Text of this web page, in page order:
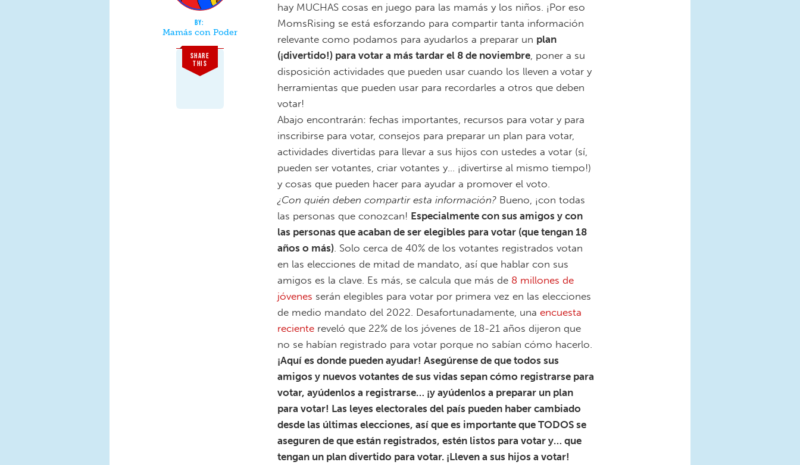
Mamás con Poder
SHARE
THIS
hay MUCHAS cosas en juego para las mamás y los niños. ¡Por eso
MomsRising se está esforzando para compartir tanta información
relevante como podamos para ayudarlos a preparar un plan
(¡divertido!) para votar a más tardar el 8 de noviembre , poner a su
disposición actividades que pueden usar cuando los lleven a votar y
herramientas que pueden usar para recordarles a otros que deben
votar!
Abajo encontrarán: fechas importantes, recursos para votar y para
inscribirse para votar, consejos para preparar un plan para votar,
actividades divertidas para llevar a sus hijos con ustedes a votar (sí,
pueden ser votantes, criar votantes y… ¡divertirse al mismo tiempo!)
y cosas que pueden hacer para ayudar a promover el voto.
¿Con quién deben compartir esta información? Bueno, ¡con todas
las personas que conozcan! Especialmente con sus amigos y con
las personas que acaban de ser elegibles para votar (que tengan 18
años o más) . Solo cerca de 40% de los votantes registrados votan
en las elecciones de mitad de mandato, así que hablar con sus
amigos es la clave. Es más, se calcula que más de 8 millones de
jóvenes serán elegibles para votar por primera vez en las elecciones
de medio mandato del 2022. Desafortunadamente, una encuesta
reciente reveló que 22% de los jóvenes de 18-21 años dijeron que
no se habían registrado para votar porque no sabían cómo hacerlo.
¡Aquí es donde pueden ayudar! Asegúrense de que todos sus
amigos y nuevos votantes de sus vidas sepan cómo registrarse para
votar, ayúdenlos a registrarse… ¡y ayúdenlos a preparar un plan
para votar! Las leyes electorales del país pueden haber cambiado
desde las últimas elecciones, así que es importante que TODOS se
aseguren de que están registrados, estén listos para votar y… que
tengan un plan divertido para votar. ¡Lleven a sus hijos a votar!